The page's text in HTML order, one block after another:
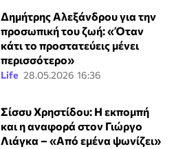
Δημήτρης Αλεξάνδρου για την
προσωπική του ζωή: «Όταν
κάτι το προστατεύεις μένει
περισσότερο»
Life 28.05.2026 16:36
Σίσσυ Χρηστίδου: Η εκπομπή
και η αναφορά στον Γιώργο
Λιάγκα – «Από εμένα ψωνίζει»